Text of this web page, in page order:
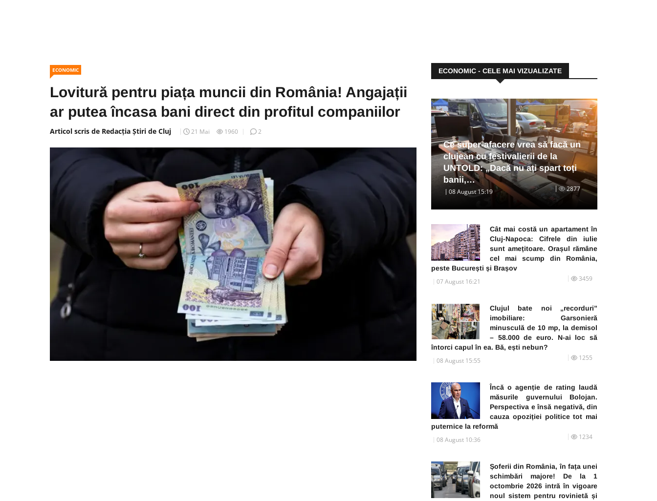
ECONOMIC
Lovitură pentru piața muncii din România! Angajații
ar putea încasa bani direct din profitul companiilor
Articol scris de Redacția Știri de Cluj 21 Mai 1960 2
ECONOMIC - CELE MAI VIZUALIZATE
Ce super-afacere vrea să facă un
clujean cu festivalierii de la
UNTOLD: „Dacă nu ați spart toți
banii,…
08 August 15:19 2877
Cât mai costă un apartament în
Cluj-Napoca: Cifrele din iulie
sunt amețitoare. Orașul rămâne
cel mai scump din România,
peste București și Brașov
07 August 16:21 3459
Clujul bate noi „recorduri”
imobiliare: Garsonieră
minusculă de 10 mp, la demisol
– 58.000 de euro. N-ai loc să
întorci capul în ea. Bă, ești nebun?
08 August 15:55 1255
Încă o agenție de rating laudă
măsurile guvernului Bolojan.
Perspectiva e însă negativă, din
cauza opoziției politice tot mai
puternice la reformă
08 August 10:36 1234
Șoferii din România, în fața unei
schimbări majore! De la 1
octombrie 2026 intră în vigoare
noul sistem pentru rovinietă și